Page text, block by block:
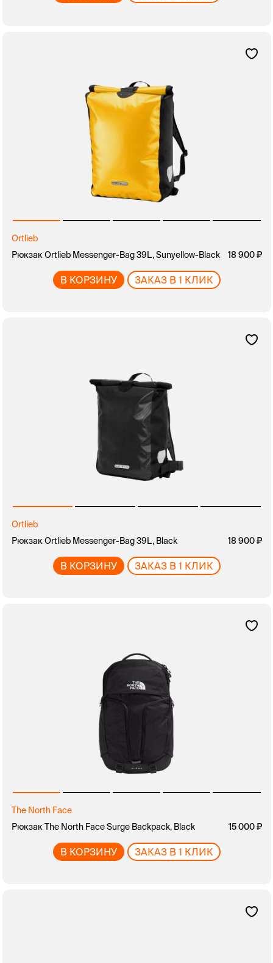
Ortlieb
Рюкзак Ortlieb Messenger-Bag 39L, Sunyellow-Black
18 900
В КОРЗИНУ ЗАКАЗ В 1 КЛИК
Ortlieb
Рюкзак Ortlieb Messenger-Bag 39L, Black
18 900
В КОРЗИНУ ЗАКАЗ В 1 КЛИК
The North Face
Рюкзак The North Face Surge Backpack, Black
15 000
В КОРЗИНУ ЗАКАЗ В 1 КЛИК